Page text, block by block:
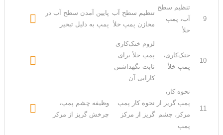
9
تنظیم سطح
آب، پمپ
خلأ
تنظیم سطح آب
مخازن پمپ خلأ
پایین آمدن سطح آب در
پمپ به دلیل تبخیر

10
خنک‌کاری،
پمپ خلأ
لزوم خنک‌کاری
پمپ خلأ برای
ثابت نگهداشتن
کارایی آن

11
نحوه کار،
پمپ گریز از
مرکز، چشم
پمپ
نحوه کار پمپ
گریز از مرکز
وظیفه چشم پمپ،
چرخش گریز از مرکز
